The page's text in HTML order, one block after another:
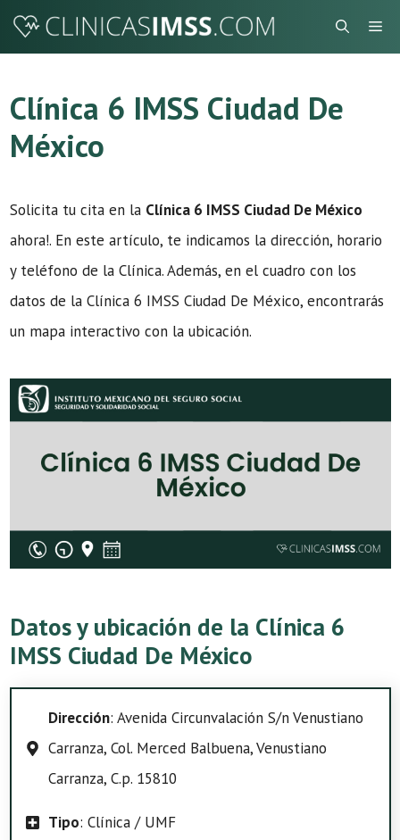
Saltar
Clínica 6 IMSS Ciudad De
México
Solicita tu cita en la Clínica 6 IMSS Ciudad De México
ahora!. En este artículo, te indicamos la dirección, horario
y teléfono de la Clínica. Además, en el cuadro con los
datos de la Clínica 6 IMSS Ciudad De México, encontrarás
un mapa interactivo con la ubicación.
Datos y ubicación de la Clínica 6
IMSS Ciudad De México
Dirección: Avenida Circunvalación S/n Venustiano
Carranza, Col. Merced Balbuena, Venustiano
Carranza, C.p. 15810
Tipo: Clínica / UMF